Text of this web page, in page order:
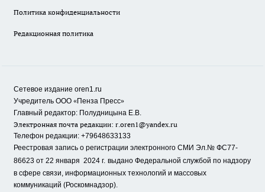
Политика конфиденциальности
Редакционная политика
Сетевое издание oren1.ru
Учредитель ООО «Пенза Пресс»
Главный редактор: Полудницына Е.В.
Электронная почта редакции: r.oren1@yandex.ru
Телефон редакции: +79648633133
Реестровая запись о регистрации электронного СМИ Эл.№ ФС77-
86623 от 22 января 2024 г. выдано Федеральной службой по надзору
в сфере связи, информационных технологий и массовых
коммуникаций (Роскомнадзор).